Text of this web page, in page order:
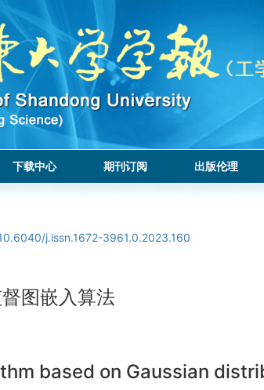
下载中心 期刊订阅 出版伦理
j.issn.1672-3961.0.2023.160
图嵌入算法
based on Gaussian